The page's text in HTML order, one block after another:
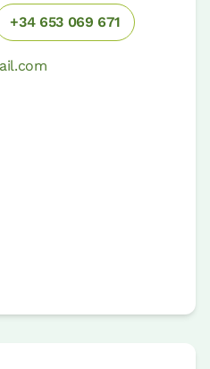
+34 653 069 671